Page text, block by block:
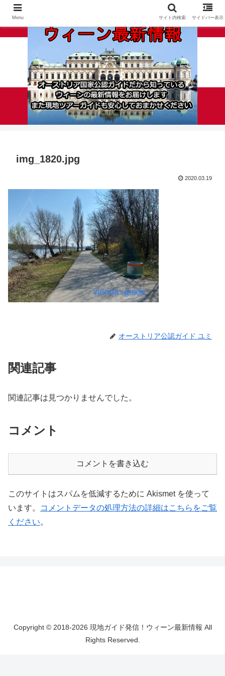
img_1820.jpg
2020.03.19
オーストリア公認ガイド ユミ
関連記事
関連記事は見つかりませんでした。
コメント
コメントを書き込む
このサイトはスパムを低減するために Akismet を使って
います。
コメントデータの処理方法の詳細はこちらをご覧
ください。
Copyright © 2018-2026 現地ガイド発信！ウィーン最新情報 All
Rights Reserved.
Menu サイト内検索 サイドバー表示